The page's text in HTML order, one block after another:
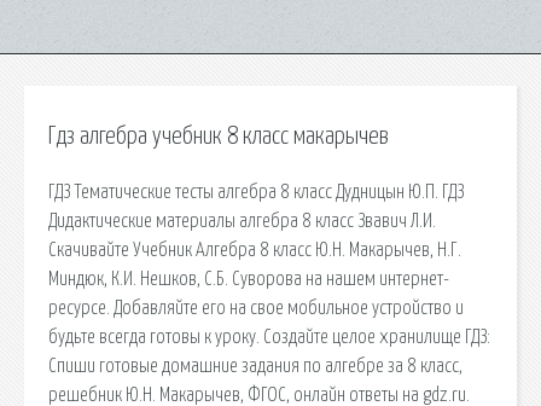
Гдз алгебра учебник 8 класс макарычев
ГДЗ Тематические тесты алгебра 8 класс Дудницын Ю.П. ГДЗ
Дидактические материалы алгебра 8 класс Звавич Л.И.
Скачивайте Учебник Алгебра 8 класс Ю.Н. Макарычев, Н.Г.
Миндюк, К.И. Нешков, С.Б. Суворова на нашем интернет-
ресурсе. Добавляйте его на свое мобильное устройство и
будьте всегда готовы к уроку. Создайте целое хранилище ГДЗ:
Спиши готовые домашние задания по алгебре за 8 класс,
решебник Ю.Н. Макарычев, ФГОС, онлайн ответы на gdz.ru.